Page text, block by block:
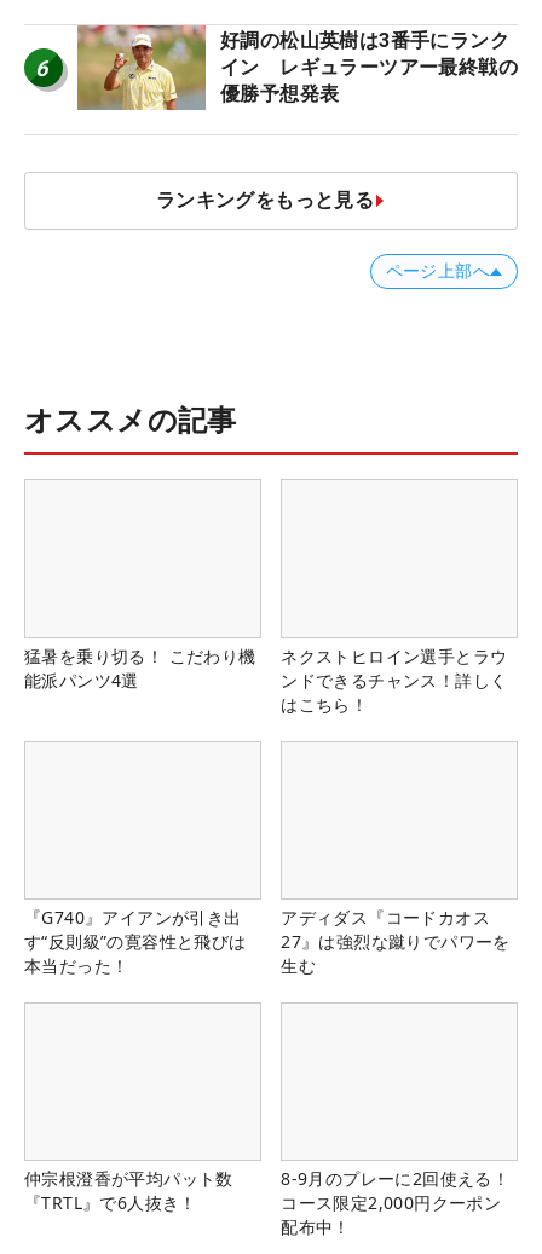
6
好調の松山英樹は3番手にランク
イン レギュラーツアー最終戦の
優勝予想発表
ランキングをもっと見る
ページ上部へ
オススメの記事
猛暑を乗り切る！ こだわり機
能派パンツ4選
ネクストヒロイン選手とラウ
ンドできるチャンス！詳しく
はこちら！
『G740』アイアンが引き出
す“反則級”の寛容性と飛びは
本当だった！
アディダス『コードカオス
27』は強烈な蹴りでパワーを
生む
仲宗根澄香が平均パット数
『TRTL』で6人抜き！
8-9月のプレーに2回使える！
コース限定2,000円クーポン
配布中！